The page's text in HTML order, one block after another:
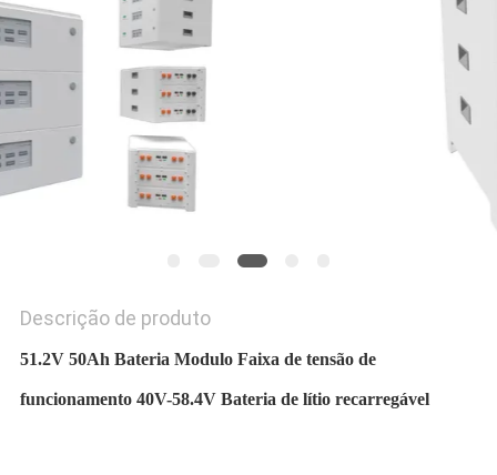
CITAÇÕES
MAPA
DO
SITE
Descrição de produto
51.2V 50Ah Bateria Modulo Faixa de tensão de
funcionamento 40V-58.4V Bateria de lítio recarregável